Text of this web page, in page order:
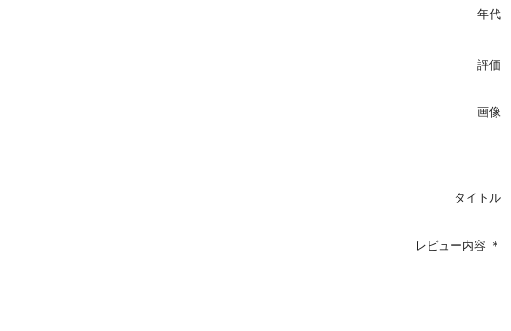
年代
評価
画像
タイトル
レビュー内容 ＊